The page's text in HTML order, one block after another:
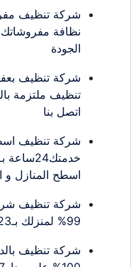
نظافة مفروشاتك
الجودة
اتصل بنا
شركة تنظيف
اسطح المنازل و
شركة تنظيف
99% لمنزلك بـ23%خصم فوري
شركة تنظيف